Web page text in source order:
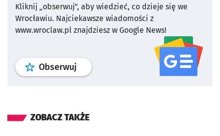
Kliknij „obserwuj”, aby wiedzieć, co dzieje się we
Wrocławiu. Najciekawsze wiadomości z
www.wroclaw.pl znajdziesz w Google News!
Obserwuj profil serwisu
ZOBACZ TAKŻE